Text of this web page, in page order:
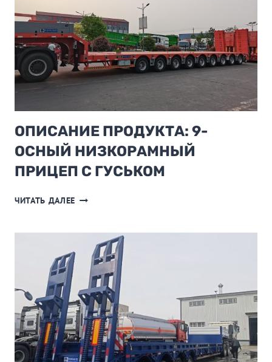
ДЛЯ
ПОДМЕТАЛЬНЫХ
МАШИН
С
МОКРОЙ
И
ДОРОГОЙ
ВРЕМЯ
РАБОТЫ
НА
СУХОЙ
ОПИСАНИЕ ПРОДУКТА: 9-
ОСНЫЙ НИЗКОРАМНЫЙ
ПРИЦЕП С ГУСЬКОМ
ЧИТАТЬ ДАЛЕЕ ОПИСАНИЕ
ОСНЫЙ
НИЗКОРАМНЫЙ
ПРИЦЕП
ГУСЬКОМ